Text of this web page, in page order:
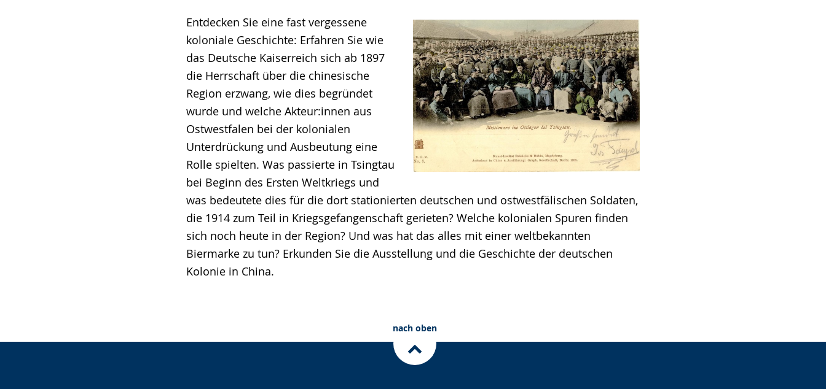
Entdecken Sie eine fast vergessene
koloniale Geschichte: Erfahren Sie wie
das Deutsche Kaiserreich sich ab 1897
die Herrschaft über die chinesische
Region erzwang, wie dies begründet
wurde und welche Akteur:innen aus
Ostwestfalen bei der kolonialen
Unterdrückung und Ausbeutung eine
Rolle spielten. Was passierte in Tsingtau
bei Beginn des Ersten Weltkriegs und
was bedeutete dies für die dort stationierten deutschen und ostwestfälischen Soldaten,
die 1914 zum Teil in Kriegsgefangenschaft gerieten? Welche kolonialen Spuren finden
sich noch heute in der Region? Und was hat das alles mit einer weltbekannten
Biermarke zu tun? Erkunden Sie die Ausstellung und die Geschichte der deutschen
Kolonie in China.
nach oben